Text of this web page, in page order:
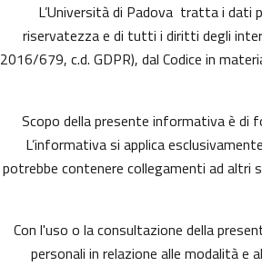
L’Università di Padova tratta i dati
riservatezza e di tutti i diritti degli
2016/679, c.d. GDPR), dal Codice in
Scopo della presente informativa è di
L’informativa si applica
potrebbe contenere collegamenti ad altri
Con l'uso o la consultazione della
personali in relazione alle modalità e